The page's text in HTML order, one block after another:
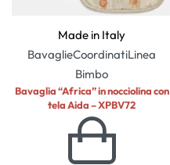
Made in Italy
BavaglieCoordinatiLinea
Bimbo
Bavaglia “Africa” in nocciolina con
tela Aida – XPBV72